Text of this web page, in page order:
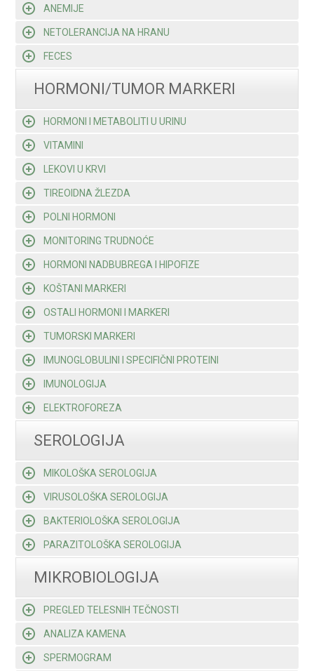
ANEMIJE
NETOLERANCIJA NA HRANU
FECES
HORMONI/TUMOR MARKERI
HORMONI I METABOLITI U URINU
VITAMINI
LEKOVI U KRVI
TIREOIDNA ŽLEZDA
POLNI HORMONI
MONITORING TRUDNOĆE
HORMONI NADBUBREGA I HIPOFIZE
KOŠTANI MARKERI
OSTALI HORMONI I MARKERI
TUMORSKI MARKERI
IMUNOGLOBULINI I SPECIFIČNI PROTEINI
IMUNOLOGIJA
ELEKTROFOREZA
SEROLOGIJA
MIKOLOŠKA SEROLOGIJA
VIRUSOLOŠKA SEROLOGIJA
BAKTERIOLOŠKA SEROLOGIJA
PARAZITOLOŠKA SEROLOGIJA
MIKROBIOLOGIJA
PREGLED TELESNIH TEČNOSTI
ANALIZA KAMENA
SPERMOGRAM